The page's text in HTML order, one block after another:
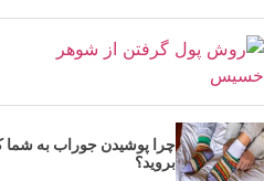
چرا پوشیدن جوراب به
بروید؟